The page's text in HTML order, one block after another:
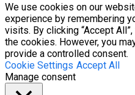
We use cookies on our
experience by remembering
visits. By clicking “Accept
the cookies. However, you
provide a controlled consent.
Cookie Settings Accept All
Manage consent